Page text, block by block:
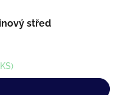
střed